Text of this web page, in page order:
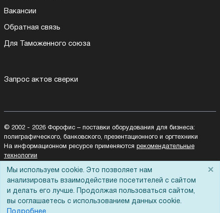
Вакансии
Обратная связь
Для Таможенного союза
Запрос актов сверки
© 2002 - 2026 Форофис – поставки оборудования для бизнеса:
полиграфического, банковского, презентационного и оргтехники
На информационном ресурсе применяются рекомендательные
технологии
соответствуетполитике обработки данных
Политика обработки персональных данных
Согласие на обработку персональных данных
Мы используем cookie. Это позволяет нам
анализировать взаимодействие посетителей с сайтом
и делать его лучше. Продолжая пользоваться сайтом,
вы соглашаетесь с использованием данных cookie.
Подробнее
×